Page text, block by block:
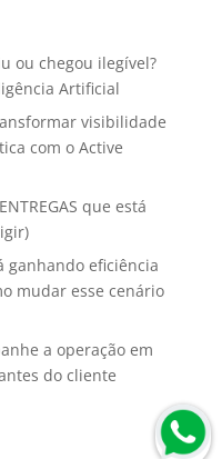
ou chegou ilegível?
Artificial
visibilidade
com o Active
que está
ganhando eficiência
mudar esse cenário
a operação em
do cliente